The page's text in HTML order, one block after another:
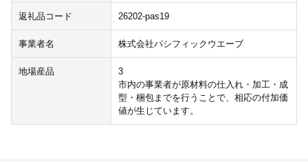
返礼品コード 26202-pas19
事業者名 株式会社パシフィックウエーブ
地場産品
3
市内の事業者が原材料の仕入れ・加工・成
型・梱包までを行うことで、相応の付加価
値が生じています。